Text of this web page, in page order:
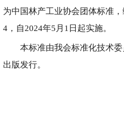
为中国林产工业协会团体标准
4，自2024年5月1日起实施。
本标准由我会标准化技术
出版发行。